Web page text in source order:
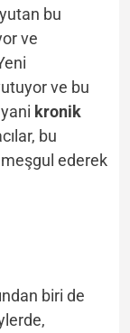
bu
ve
ve bu
kronik
bu
meşgul ederek
biri de